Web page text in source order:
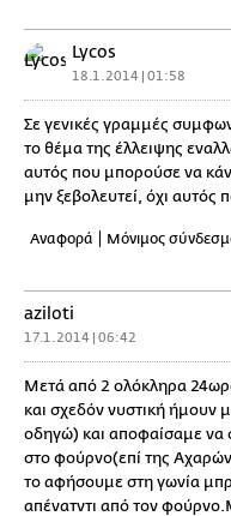
Lycos
18.1.2014 | 01:58
Σε γενικές γραμμές
το θέμα της έλλειψης
αυτός που μπορούσε να
μην ξεβολευτεί, όχι αυτός
Αναφορά Μόνιμος
aziloti
17.1.2014 | 06:42
Μετά από 2 ολόκληρα
και σχεδόν νυστική ήμουν
οδηγώ) και αποφαίσαμε να
στο φούρνο(επί της
το αφήσουμε στη γωνία
απένατντι από τον